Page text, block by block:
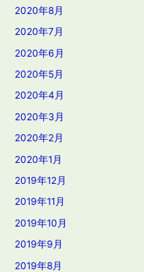
2020年8月
2020年7月
2020年6月
2020年5月
2020年4月
2020年3月
2020年2月
2020年1月
2019年12月
2019年11月
2019年10月
2019年9月
2019年8月